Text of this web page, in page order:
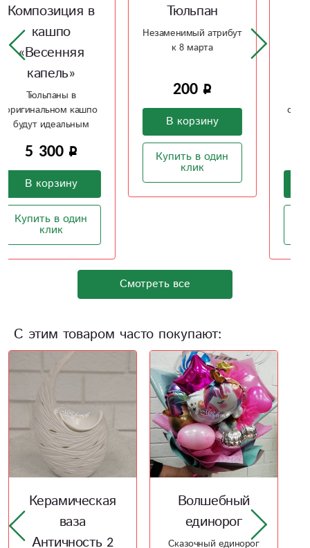
Тюльпан
Незаменимый атрибут
к 8 марта
200
В корзину
Купить в один
клик
Композиция в
кашпо
«Весенняя
Тюльпаны в
оригинальном кашпо
будут идеальным
подарком
5 300
В корзину
Смотреть все
С этим товаром часто покупают:
Волшебный
единорог
Сказочный единорог
Ваза -
керамика
Керамическая ваза